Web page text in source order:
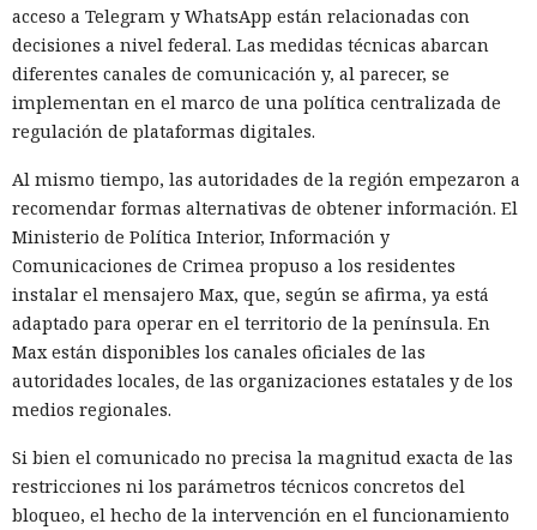
acceso a Telegram y WhatsApp están relacionadas con
decisiones a nivel federal. Las medidas técnicas abarcan
diferentes canales de comunicación y, al parecer, se
implementan en el marco de una política centralizada de
regulación de plataformas digitales.
Al mismo tiempo, las autoridades de la región empezaron a
recomendar formas alternativas de obtener información. El
Ministerio de Política Interior, Información y
Comunicaciones de Crimea propuso a los residentes
instalar el mensajero Max, que, según se afirma, ya está
adaptado para operar en el territorio de la península. En
Max están disponibles los canales oficiales de las
autoridades locales, de las organizaciones estatales y de los
medios regionales.
Si bien el comunicado no precisa la magnitud exacta de las
restricciones ni los parámetros técnicos concretos del
bloqueo, el hecho de la intervención en el funcionamiento